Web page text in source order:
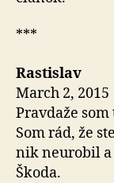
***
Rastislav
March 2, 2015
Pravdaže
Som rád, že
nik neurobil a
Škoda.